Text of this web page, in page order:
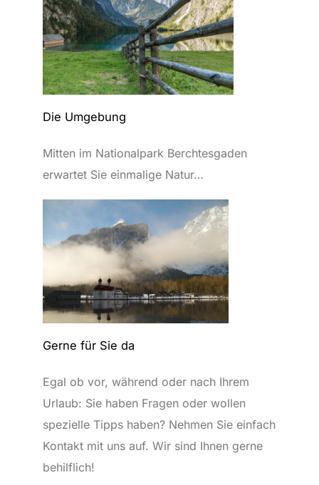
Die Umgebung
Mitten im Nationalpark Berchtesgaden
erwartet Sie einmalige Natur…
Gerne für Sie da
Egal ob vor, während oder nach Ihrem
Urlaub: Sie haben Fragen oder wollen
spezielle Tipps haben? Nehmen Sie einfach
Kontakt mit uns auf. Wir sind Ihnen gerne
behilflich!